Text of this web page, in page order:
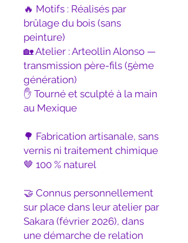
🔥 Motifs : Réalisés par
brûlage du bois (sans
peinture)
🏡 Atelier : Arteollin Alonso —
transmission père-fils (5ème
génération)
✋ Tourné et sculpté à la main
au Mexique
🌳 Fabrication artisanale, sans
vernis ni traitement chimique
🤎 100 % naturel
🤝 Connus personnellement
sur place dans leur atelier par
Sakara (février 2026), dans
une démarche de relation